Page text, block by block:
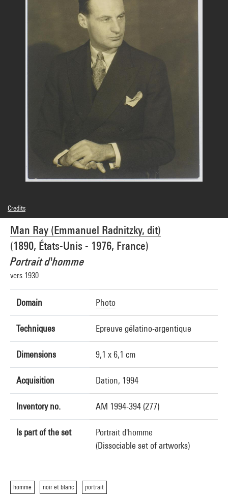
Man Ray (Emmanuel Radnitzky, dit)
(1890, États-Unis - 1976, France)
Portrait d'homme
vers 1930
Domain Photo
Techniques Epreuve gélatino-argentique
Dimensions 9,1 x 6,1 cm
Acquisition Dation, 1994
Inventory no. AM 1994-394 (277)
Is part of the set
Portrait d'homme
(Dissociable set of artworks)
homme noir et blanc portrait
Credits
© Man Ray Trust / Adagp, Paris
Photo credits : Centre Pompidou, MNAM-CCI/Service de la documentation
photographique du MNAM/Dist. GrandPalaisRmn
Image reference : 4N12714
Image presentation :GrandPalaisRmnPhoto